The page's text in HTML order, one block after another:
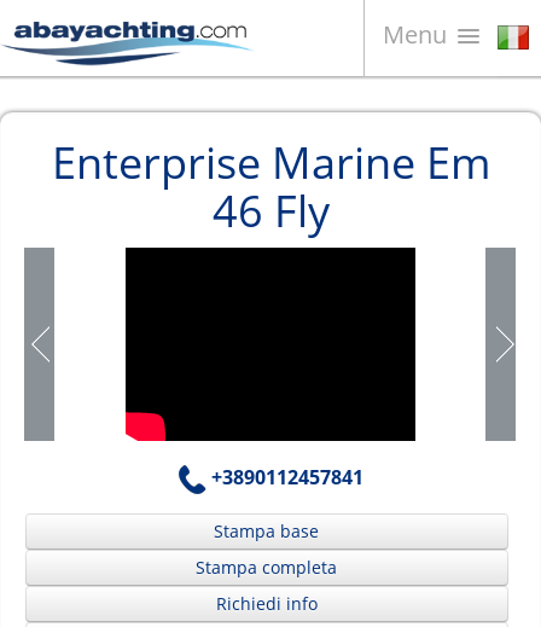
Menu
Barche in vendita
Chi siamo
Vendi la tua barca
Video
Enterprise Marine Em
46 Fly
+3890112457841
Stampa base
Stampa completa
Richiedi info